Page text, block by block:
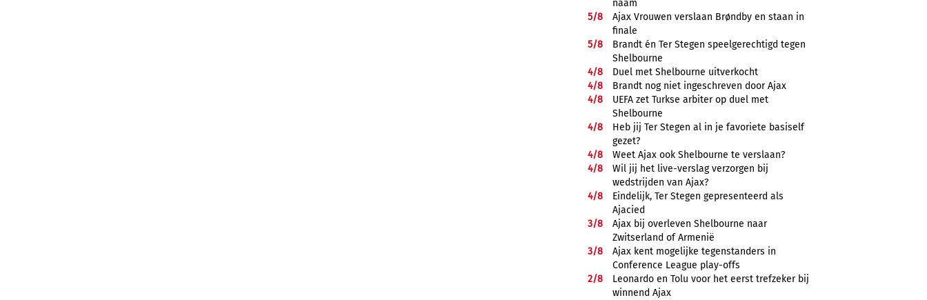
naam
5/8
Ajax Vrouwen verslaan Brøndby en staan in
finale
5/8
Brandt én Ter Stegen speelgerechtigd tegen
Shelbourne
4/8
Duel met Shelbourne uitverkocht
4/8
Brandt nog niet ingeschreven door Ajax
4/8
UEFA zet Turkse arbiter op duel met
Shelbourne
4/8
Heb jij Ter Stegen al in je favoriete basiself
gezet?
4/8
Weet Ajax ook Shelbourne te verslaan?
4/8
Wil jij het live-verslag verzorgen bij
wedstrijden van Ajax?
4/8
Eindelijk, Ter Stegen gepresenteerd als
Ajacied
3/8
Ajax bij overleven Shelbourne naar
Zwitserland of Armenië
3/8
Ajax kent mogelijke tegenstanders in
Conference League play-offs
2/8
Leonardo en Tolu voor het eerst trefzeker bij
winnend Ajax